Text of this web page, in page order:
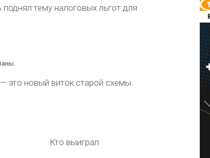
тему налоговых льгот для
это новый виток старой схемы.
Кто выиграл